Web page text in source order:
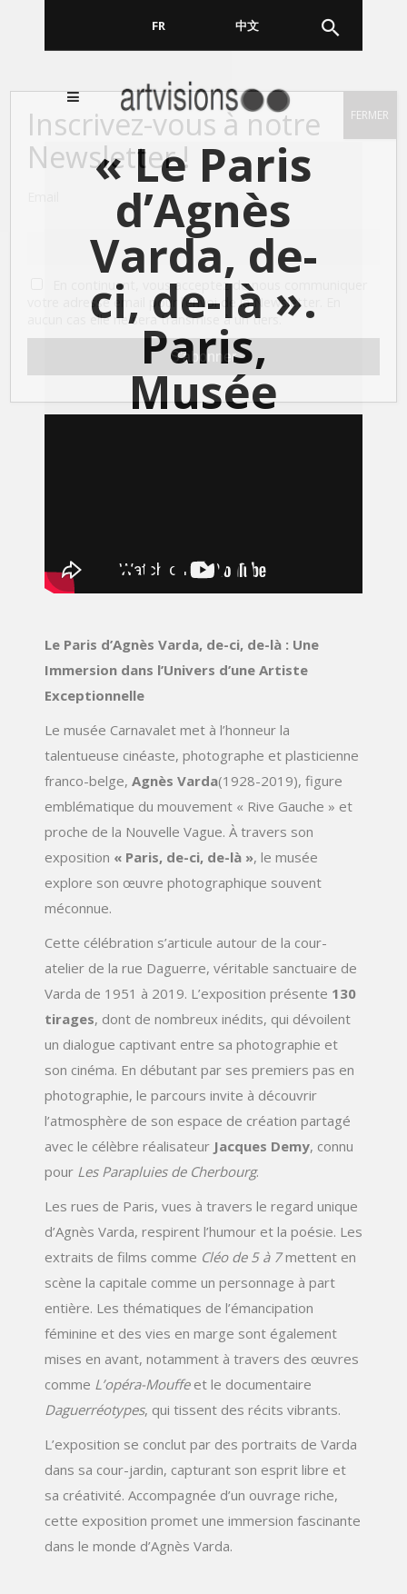
FR 中文
« Le Paris
d’Agnès
Varda, de-
ci, de-là ».
Paris,
Musée
août 2025.
Le Paris d’Agnès Varda, de-ci, de-là : Une
Immersion dans l’Univers d’une Artiste
Exceptionnelle
Le musée Carnavalet met à l’honneur la
talentueuse cinéaste, photographe et plasticienne
franco-belge, Agnès Varda(1928-2019), figure
emblématique du mouvement « Rive Gauche » et
proche de la Nouvelle Vague. À travers son
exposition « Paris, de-ci, de-là », le musée
explore son œuvre photographique souvent
méconnue.
Cette célébration s’articule autour de la cour-
atelier de la rue Daguerre, véritable sanctuaire de
Varda de 1951 à 2019. L’exposition présente 130
tirages, dont de nombreux inédits, qui dévoilent
un dialogue captivant entre sa photographie et
son cinéma. En débutant par ses premiers pas en
photographie, le parcours invite à découvrir
l’atmosphère de son espace de création partagé
avec le célèbre réalisateur Jacques Demy, connu
pour Les Parapluies de Cherbourg.
Les rues de Paris, vues à travers le regard unique
d’Agnès Varda, respirent l’humour et la poésie. Les
extraits de films comme Cléo de 5 à 7mettent en
scène la capitale comme un personnage à part
entière. Les thématiques de l’émancipation
féminine et des vies en marge sont également
mises en avant, notamment à travers des œuvres
comme L’opéra-Mouffeet le documentaire
Daguerréotypes, qui tissent des récits vibrants.
L’exposition se conclut par des portraits de Varda
dans sa cour-jardin, capturant son esprit libre et
sa créativité. Accompagnée d’un ouvrage riche,
cette exposition promet une immersion fascinante
dans le monde d’Agnès Varda.
Inscrivez-vous à notre
Newsletter !
En continuant, vous acceptez de nous communiquer
votre adresse email pour l’envoi de la Newsletter. En
aucun cas elle ne sera transmise à un tiers.
FERMER